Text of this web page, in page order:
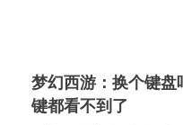
梦幻西游：换个键
键都看不到了